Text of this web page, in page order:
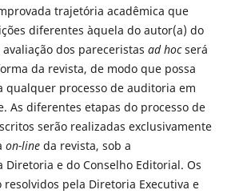
trajetória acadêmica que
diferentes àquela do autor(a) do
dos pareceristas ad hocserá
da revista, de modo que possa
qualquer processo de auditoria em
As diferentes etapas do processo de
serão realizadas exclusivamente
on-lineda revista, sob a
e do Conselho Editorial. Os
resolvidos pela Diretoria Executiva e